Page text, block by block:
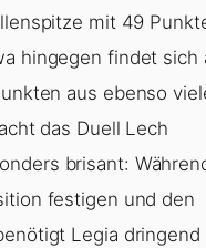
mit 49
hingegen findet sich
aus ebenso
das Duell Lech
brisant:
festigen und den
Legia dringend